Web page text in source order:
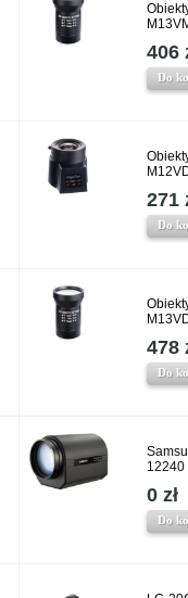
406
Do
271
Do
478
Do
12240
0 zł
Do